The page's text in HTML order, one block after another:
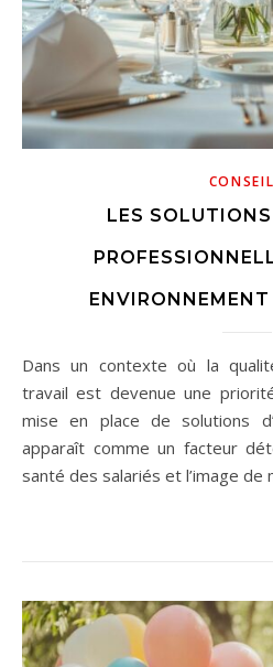
LES SOLUTIONS
Dans un contexte où la qualité de l’environnement de
travail est devenue une
mise en place de solutions
apparaît comme un facteur
santé des salariés et l’image de